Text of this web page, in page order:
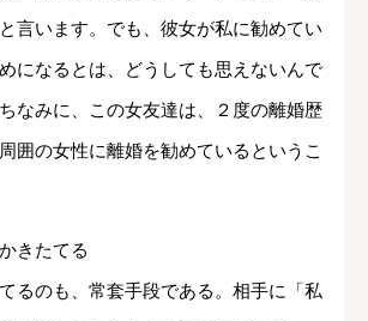
言います。でも、彼女が私に勧めてい
になるとは、どうしても思えないんで
なみに、この女友達は、２度の離婚歴
囲の女性に離婚を勧めているというこ
きたてる
るのも、常套手段である。相手に「私